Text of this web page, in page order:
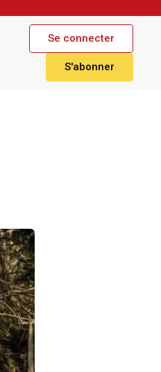
Se connecter
S'abonner